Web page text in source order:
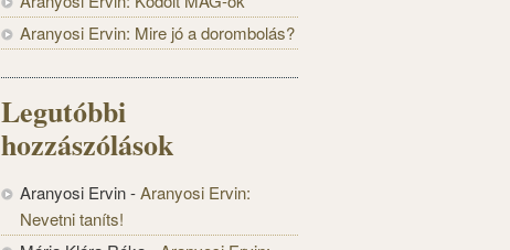
Aranyosi Ervin: Mire jó a dorombolás?
Legutóbbi
hozzászólások
Aranyosi Ervin-Aranyosi Ervin:
Nevetni taníts!